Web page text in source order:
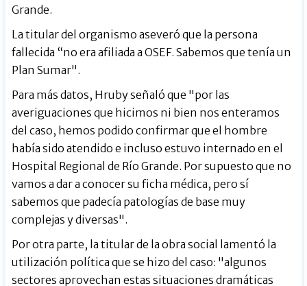
Grande.
La titular del organismo aseveró que la persona
fallecida “no era afiliada a OSEF. Sabemos que tenía un
Plan Sumar".
Para más datos, Hruby señaló que "por las
averiguaciones que hicimos ni bien nos enteramos
del caso, hemos podido confirmar que el hombre
había sido atendido e incluso estuvo internado en el
Hospital Regional de Río Grande. Por supuesto que no
vamos a dar a conocer su ficha médica, pero sí
sabemos que padecía patologías de base muy
complejas y diversas".
Por otra parte, la titular de la obra social lamentó la
utilización política que se hizo del caso: "algunos
sectores aprovechan estas situaciones dramáticas